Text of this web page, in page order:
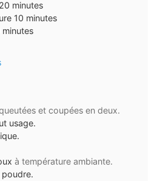
20minutes
minutes
10minutes
minutes
minutes
et coupées en deux.
usage.
à température ambiante.
poudre.